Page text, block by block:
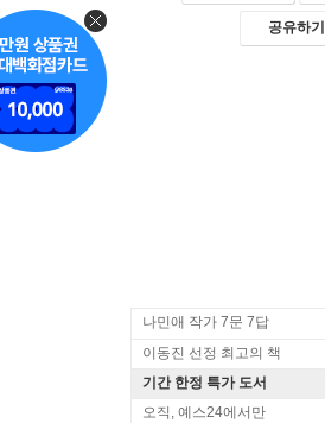
공유하기
나민애 작가 7문 7답
이동진 선정 최고의 책
기간 한정 특가 도서
오직, 예스24에서만